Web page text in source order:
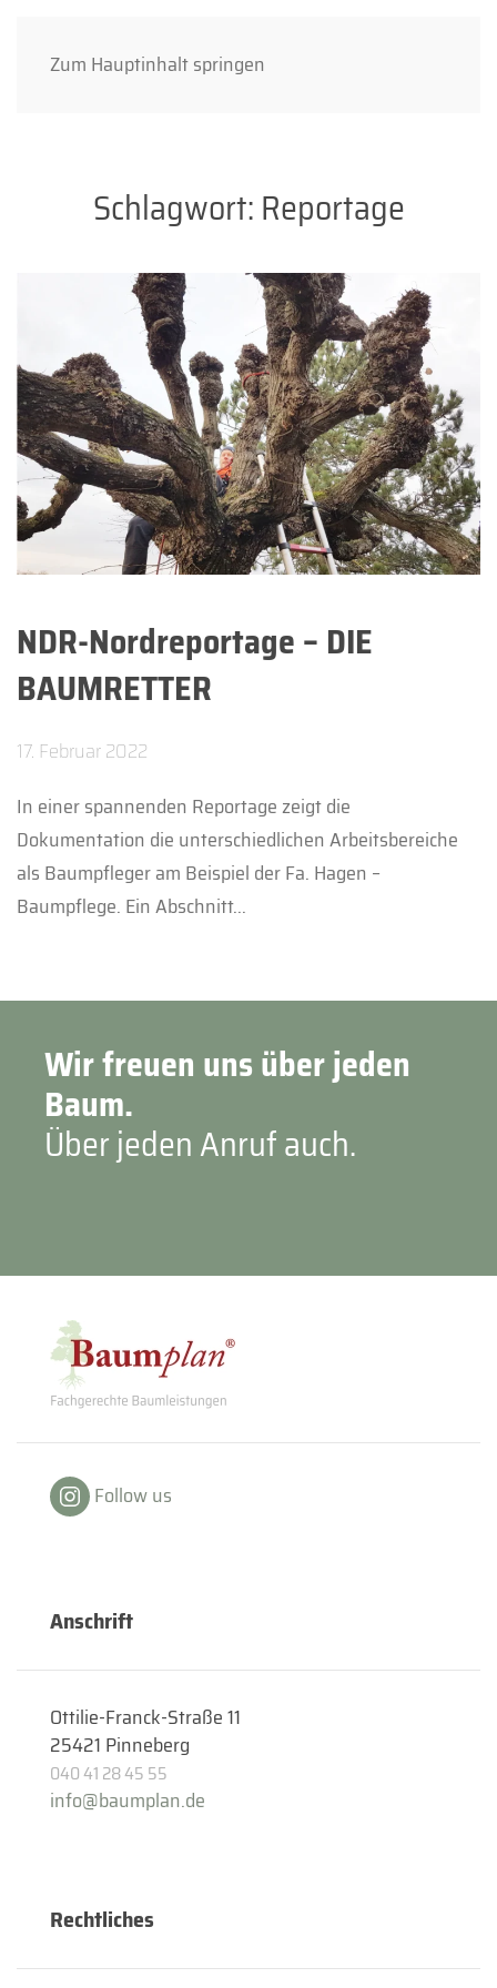
Zum Hauptinhalt springen
Schlagwort:Reportage
NDR-Nordreportage – DIE
BAUMRETTER
17. Februar 2022
In einer spannenden Reportage zeigt die
Dokumentation die unterschiedlichen Arbeitsbereiche
als Baumpfleger am Beispiel der Fa. Hagen –
Baumpflege. Ein Abschnitt...
Wir freuen uns über jeden
Baum.
Über jeden Anruf auch.
Follow us
Anschrift
Ottilie-Franck-Straße 11
25421 Pinneberg
040 41 28 45 55
info@baumplan.de
Rechtliches